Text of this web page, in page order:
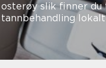
du trygg og
lokalt